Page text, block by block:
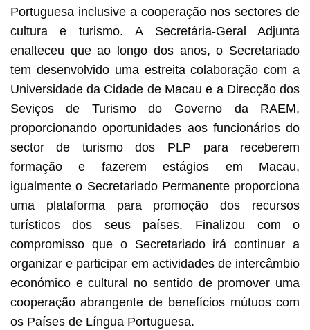
Portuguesa inclusive a cooperação nos sectores de
cultura e turismo. A Secretária-Geral Adjunta
enalteceu que ao longo dos anos, o Secretariado
tem desenvolvido uma estreita colaboração com a
Universidade da Cidade de Macau e a Direcção dos
Seviços de Turismo do Governo da RAEM,
proporcionando oportunidades aos funcionários do
sector de turismo dos PLP para receberem
formação e fazerem estágios em Macau,
igualmente o Secretariado Permanente proporciona
uma plataforma para promoção dos recursos
turísticos dos seus países. Finalizou com o
compromisso que o Secretariado irá continuar a
organizar e participar em actividades de intercâmbio
económico e cultural no sentido de promover uma
cooperação abrangente de benefícios mútuos com
os Países de Língua Portuguesa.